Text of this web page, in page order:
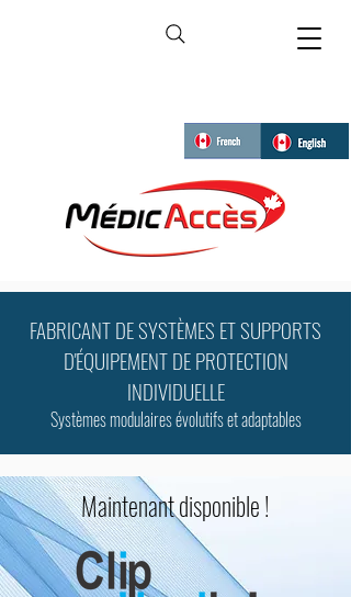
FABRICANT DE SYSTÈMES ET SUPPORTS
D'ÉQUIPEMENT DE PROTECTION
INDIVIDUELLE
Systèmes modulaires évolutifs et adaptables
Maintenant disponible !